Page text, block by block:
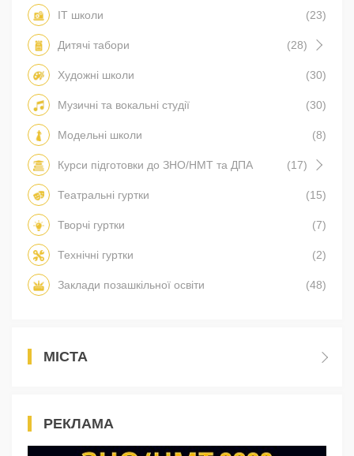
IT школи (23)
Дитячі табори (28)
Художні школи (30)
Музичні та вокальні студії (30)
Модельні школи (8)
Курси підготовки до ЗНО/НМТ та ДПА (17)
Театральні гуртки (15)
Творчі гуртки (7)
Технічні гуртки (2)
Заклади позашкільної освіти (48)
МІСТА
РЕКЛАМА